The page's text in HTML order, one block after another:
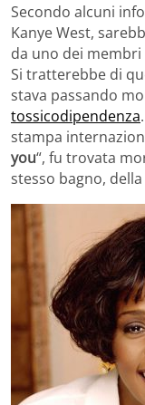
Secondo alcuni
Kanye West,
da uno dei membri
Si tratterebbe di
stava passando
tossicodipendenza
stampa
you“, fu trovata
stesso bagno,